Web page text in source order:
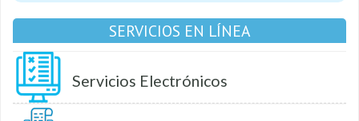
SERVICIOS EN LÍNEA
Servicios Electrónicos